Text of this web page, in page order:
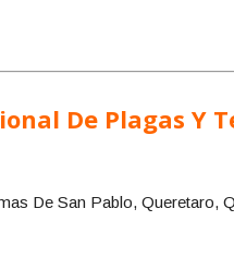
De Plagas Y
De San Pablo, Queretaro,